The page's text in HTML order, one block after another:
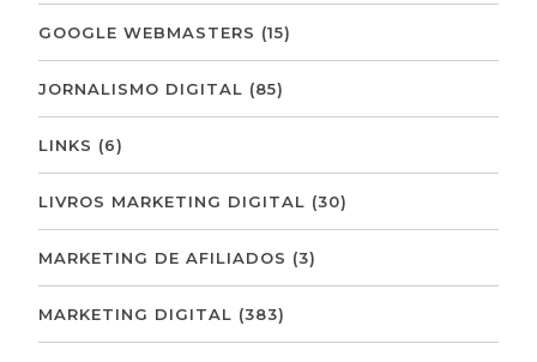
GOOGLE WEBMASTERS (15)
JORNALISMO DIGITAL (85)
LINKS (6)
LIVROS MARKETING DIGITAL (30)
MARKETING DE AFILIADOS (3)
MARKETING DIGITAL (383)